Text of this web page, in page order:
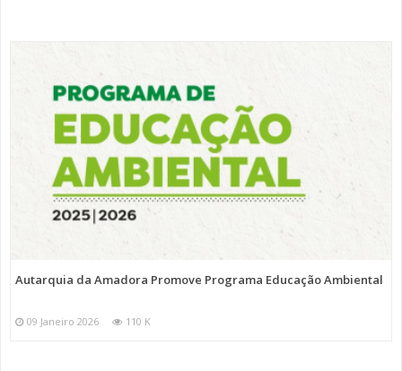
Autarquia da Amadora Promove Programa Educação Ambiental
09 Janeiro 2026 110 K